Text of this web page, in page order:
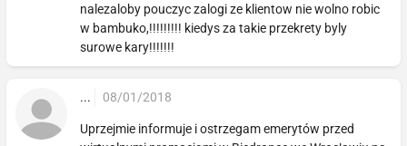
nalezaloby pouczyc zalogi ze klientow nie wolno robic
w bambuko,!!!!!!!!! kiedys za takie przekrety byly
surowe kary!!!!!!!
... 08/01/2018
Uprzejmie informuje i ostrzegam emerytów przed